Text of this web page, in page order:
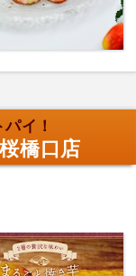
イ！
橋口店